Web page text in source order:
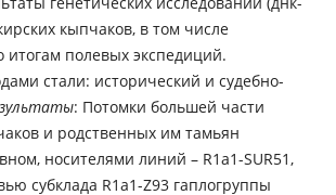
кыпчаков, в том числе
полевых экспедиций.
стали: исторический и судебно-
: Потомки большей части
и родственных им тамьян
носителями линий – R1a1-SUR51,
субклада R1a1-Z93 гаплогруппы